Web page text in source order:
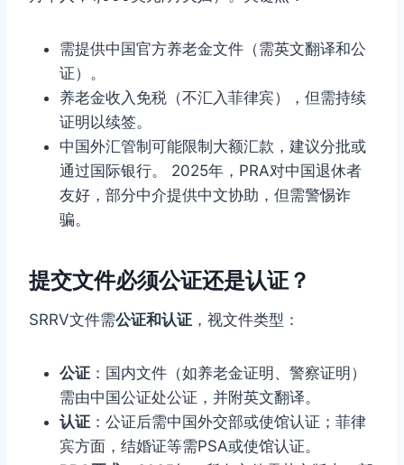
需提供中国官方养老金文件（需英文翻译和公
证）。
养老金收入免税（不汇入菲律宾），但需持续
证明以续签。
中国外汇管制可能限制大额汇款，建议分批或
通过国际银行。 2025年，PRA对中国退休者
友好，部分中介提供中文协助，但需警惕诈
骗。
提交文件必须公证还是认证？
SRRV文件需公证和认证 ，视文件类型：
公证 ：国内文件（如养老金证明、警察证明）
需由中国公证处公证，并附英文翻译。
认证 ：公证后需中国外交部或使馆认证；菲律
宾方面，结婚证等需PSA或使馆认证。